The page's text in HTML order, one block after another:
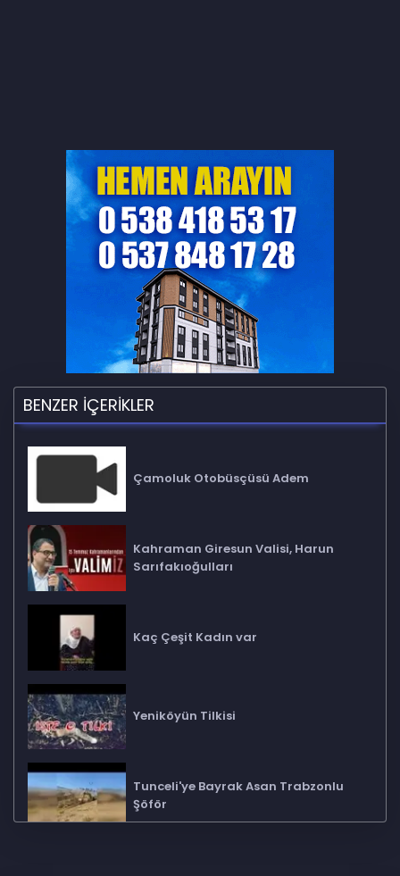
BENZER İÇERİKLER
Çamoluk Otobüsçüsü Adem
Kahraman Giresun Valisi, Harun
Sarıfakıoğulları
Kaç Çeşit Kadın var
Yeniköyün Tilkisi
Tunceli'ye Bayrak Asan Trabzonlu
Şöför